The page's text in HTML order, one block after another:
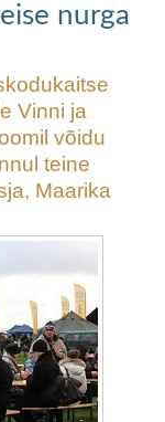
nurga
Vinni ja
võidu
teine
Maarika